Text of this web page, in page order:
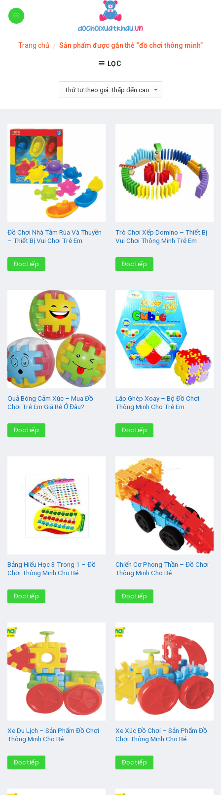
Skip
Trang chủ / Sản phẩm được gắn thẻ “đồ chơi thông minh”
LỌC
Đồ Chơi Nhà Tắm Rùa Và Thuyền
– Thiết Bị Vui Chơi Trẻ Em
Đọc tiếp
Trò Chơi Xếp Domino – Thiết Bị
Vui Chơi Thông Minh Trẻ Em
Đọc tiếp
Quả Bóng Cảm Xúc – Mua Đồ
Chơi Trẻ Em Giá Rẻ Ở Đâu?
Đọc tiếp
Lắp Ghép Xoay – Bộ Đồ Chơi
Thông Minh Cho Trẻ Em
Đọc tiếp
Bảng Hiếu Học 3 Trong 1 – Đồ
Chơi Thông Minh Cho Bé
Đọc tiếp
Chiến Cơ Phong Thần – Đồ Chơi
Thông Minh Cho Bé
Đọc tiếp
Xe Du Lịch – Sản Phẩm Đồ Chơi
Thông Minh Cho Bé
Đọc tiếp
Xe Xúc Đồ Chơi – Sản Phẩm Đồ
Chơi Thông Minh Cho Bé
Đọc tiếp